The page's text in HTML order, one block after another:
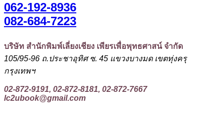
062-192-8936
082-684-7223
บริษัท สำนักพิมพ์เลี่ยงเชียง เพียรเพื่อพุทธศาสน์ จำกัด
105/95-96 ถ.ประชาอุทิศ ซ. 45 แขวงบางมด เขตทุ่งครุ
กรุงเทพฯ
02-872-9191, 02-872-8181, 02-872-7667
lc2ubook@gmail.com